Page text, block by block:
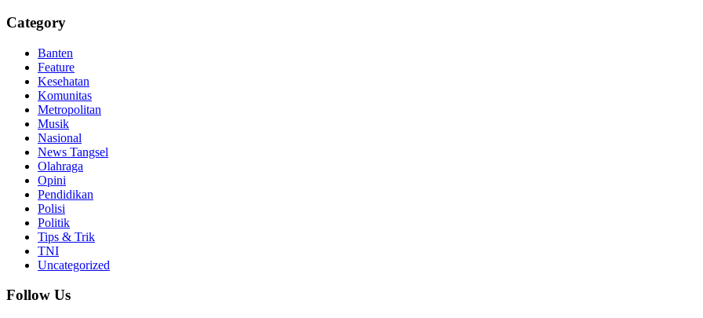
Category
Banten
Feature
Kesehatan
Komunitas
Metropolitan
Musik
Nasional
News Tangsel
Olahraga
Opini
Pendidikan
Polisi
Politik
Tips & Trik
TNI
Uncategorized
Follow Us